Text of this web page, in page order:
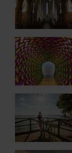
des
de
dins
a
Joan
de
l’Hospital
Descobreix
el
Centre
d'Art
Hortensia
Herrero
l’Albufera
de
València